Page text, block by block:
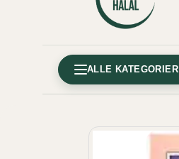
ALLE KATEGORIER